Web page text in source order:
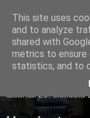
lauantai 26. elokuuta
This site uses
and to analyze
shared with
metrics to ensure
statistics, and to